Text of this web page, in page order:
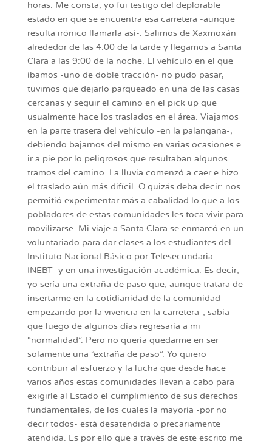
horas. Me consta, yo fui testigo del deplorable
estado en que se encuentra esa carretera -aunque
resulta irónico llamarla así-. Salimos de Xaxmoxán
alrededor de las 4:00 de la tarde y llegamos a Santa
Clara a las 9:00 de la noche. El vehículo en el que
íbamos -uno de doble tracción- no pudo pasar,
tuvimos que dejarlo parqueado en una de las casas
cercanas y seguir el camino en el pick up que
usualmente hace los traslados en el área. Viajamos
en la parte trasera del vehículo -en la palangana-,
debiendo bajarnos del mismo en varias ocasiones e
ir a pie por lo peligrosos que resultaban algunos
tramos del camino. La lluvia comenzó a caer e hizo
el traslado aún más difícil. O quizás deba decir: nos
permitió experimentar más a cabalidad lo que a los
pobladores de estas comunidades les toca vivir para
movilizarse. Mi viaje a Santa Clara se enmarcó en un
voluntariado para dar clases a los estudiantes del
Instituto Nacional Básico por Telesecundaria -
INEBT- y en una investigación académica. Es decir,
yo sería una extraña de paso que, aunque tratara de
insertarme en la cotidianidad de la comunidad -
empezando por la vivencia en la carretera-, sabía
que luego de algunos días regresaría a mi
“normalidad”. Pero no quería quedarme en ser
solamente una “extraña de paso”. Yo quiero
contribuir al esfuerzo y la lucha que desde hace
varios años estas comunidades llevan a cabo para
exigirle al Estado el cumplimiento de sus derechos
fundamentales, de los cuales la mayoría -por no
decir todos- está desatendida o precariamente
atendida. Es por ello que a través de este escrito me